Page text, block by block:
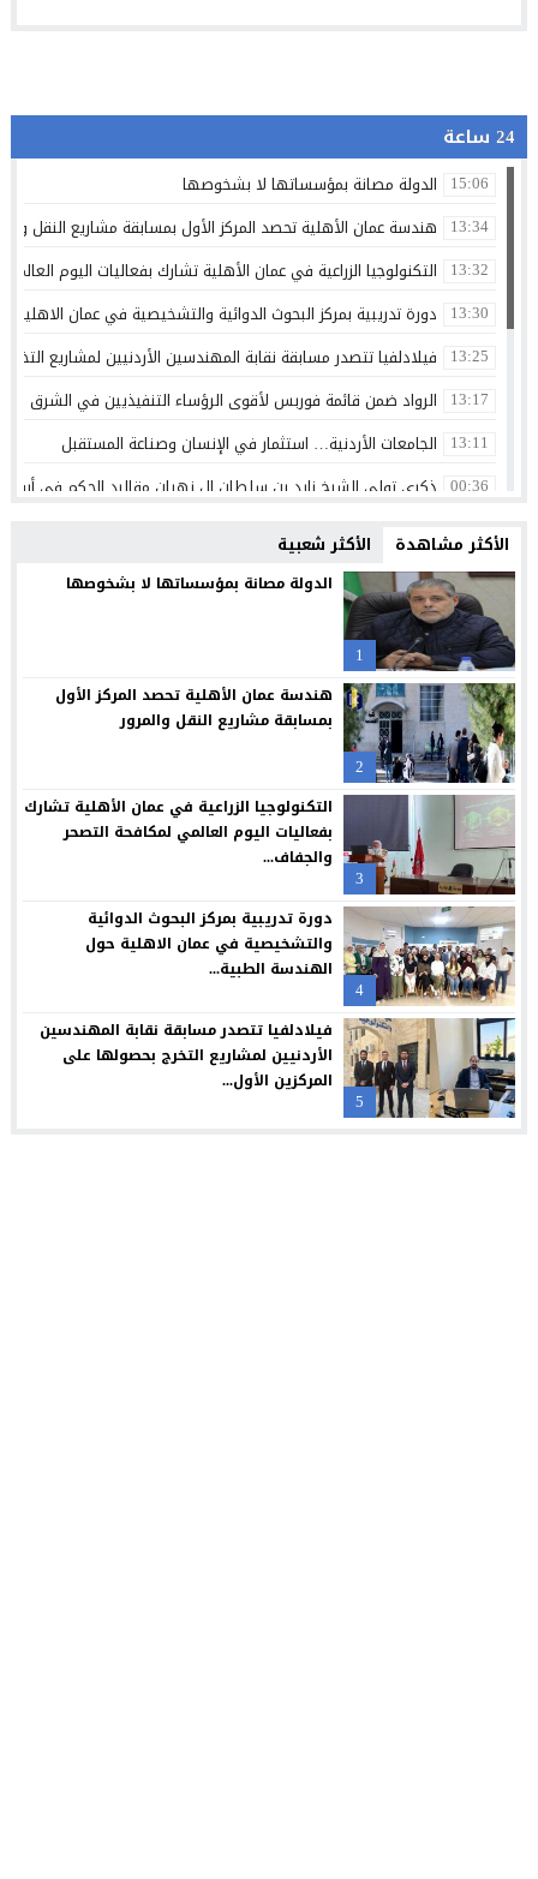
24 ساعة
15:06 الدولة مصانة بمؤسساتها لا بشخوصها
13:34 هندسة عمان الأهلية تحصد المركز الأول بمسابقة مشاريع النقل
13:32 التكنولوجيا الزراعية في عمان الأهلية تشارك بفعاليات اليوم العالمي
13:30 دورة تدريبية بمركز البحوث الدوائية والتشخيصية في عمان
13:25 فيلادلفيا تتصدر مسابقة نقابة المهندسين الأردنيين لمشاريع
13:17 الرواد ضمن قائمة فوربس لأقوى الرؤساء التنفيذيين في الشرق
13:11 الجامعات الأردنية… استثمار في الإنسان وصناعة المستقبل
00:36 ذكرى تولي الشيخ زايد بن سلطان ال نهيان مقاليد الحكم في أبو
الإعلامي أحمد القاسم يشكر الفريق الطبي في مستشفى البشير
23:16 مركز جامعة الزيتونة الأردنية الصحي يعزز خدماته المجانية ويواصل
23:12 جامعة الزيتونة الأردنية تحتفل بتخريج الفوج الثلاثين من طلبتها
21:09 “العلوم التطبيقية” تحتضن “بالعربي – عمّان”.. ملتقى المبدعين
20:54 حملة عالمية لكفالة أيتام غزة: لايف للإغاثة والتنمية تكثف
18:45 فراس العرابي يهنيء الدكتور صالح المجالي بالمنصب الجديد
15:11 *العيسوي: الرؤية الملكية جعلت الأردن مركزا واعدا للاستثمار
الأكثر مشاهدة الأكثر شعبية
1
الدولة مصانة بمؤسساتها لا بشخوصها
2
هندسة عمان الأهلية تحصد المركز الأول
بمسابقة مشاريع النقل والمرور
3
التكنولوجيا الزراعية في عمان الأهلية تشارك
بفعاليات اليوم العالمي لمكافحة التصحر
والجفاف...
4
دورة تدريبية بمركز البحوث الدوائية
والتشخيصية في عمان الاهلية حول
الهندسة الطبية...
5
فيلادلفيا تتصدر مسابقة نقابة المهندسين
الأردنيين لمشاريع التخرج بحصولها على
المركزين الأول...